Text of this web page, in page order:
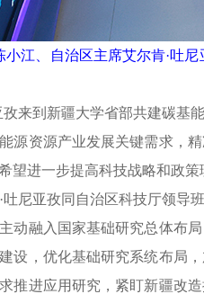
小江、自治区主席艾尔肯·吐
孜来到新疆大学省部共建碳基
源资源产业发展关键需求，
望进一步提高科技战略和政
·吐尼亚孜同自治区科技厅领导
动融入国家基础研究总体布
设，优化基础研究系统布局
推进应用研究，紧盯新疆改